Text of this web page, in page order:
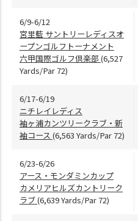
6/9-6/12
宮里藍 サントリーレディスオ
ープンゴルフトーナメント
六甲国際ゴルフ倶楽部 (6,527
Yards/Par 72)
6/17-6/19
ニチレイレディス
袖ヶ浦カンツリークラブ・新
袖コース (6,563 Yards/Par 72)
6/23-6/26
アース・モンダミンカップ
カメリアヒルズカントリーク
ラブ(6,639 Yards/Par 72)